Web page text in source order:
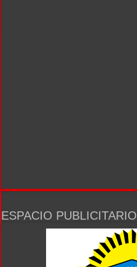
ESPACIO PUBLICITARIO